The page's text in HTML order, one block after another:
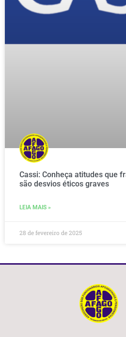
Cassi: Conheça atitudes que
são desvios éticos graves
LEIA MAIS »
28 de fevereiro de 2025